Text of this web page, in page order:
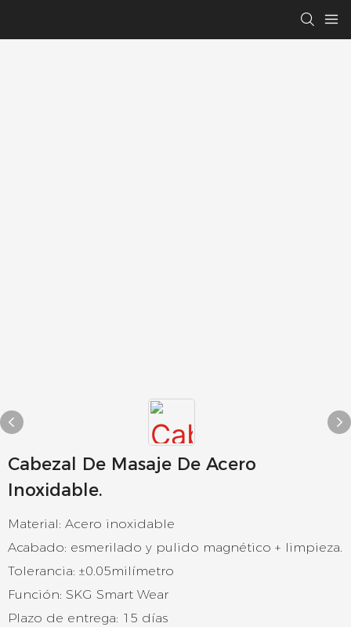
Cabezal De Masaje De Acero
Inoxidable.
Material: Acero inoxidable
Acabado: esmerilado y pulido magnético + limpieza.
Tolerancia: ±0.05milímetro
Función: SKG Smart Wear
Plazo de entrega: 15 días